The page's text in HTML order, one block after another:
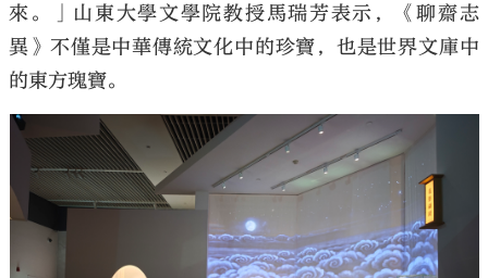
來。」山東大學文學院教授馬瑞芳表示，《聊齋志
異》不僅是中華傳統文化中的珍寶，也是世界文庫中
的東方瑰寶。